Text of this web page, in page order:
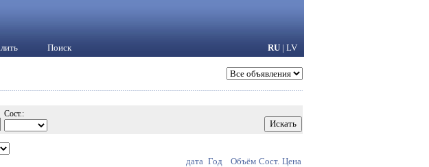
Поиск RU | LV
Сост.:
дата Год Объём Сост. Цена